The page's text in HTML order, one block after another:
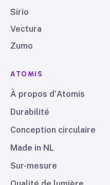
Sirio
Vectura
Zumo
ATOMIS
À propos d'Atomis
Durabilité
Conception circulaire
Made in NL
Sur-mesure